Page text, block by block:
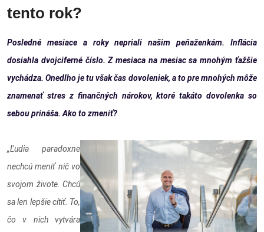
tento rok?
Posledné mesiace a roky nepriali našim peňaženkám. Inflácia
dosiahla dvojciferné číslo. Z mesiaca na mesiac sa mnohým ťažšie
vychádza. Onedlho je tu však čas dovoleniek, a to pre mnohých môže
znamenať stres z finančných nárokov, ktoré takáto dovolenka so
sebou prináša. Ako to zmeniť?
„Ľudia paradoxne
nechcú meniť nič vo
svojom živote. Chcú
sa len lepšie cítiť. To,
čo v nich vytvára